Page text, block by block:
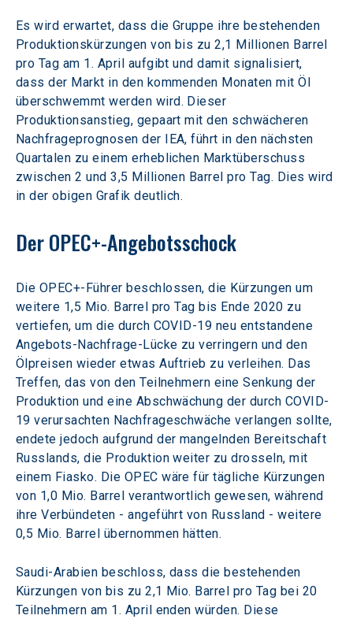
Es wird erwartet, dass die Gruppe ihre bestehenden
Produktionskürzungen von bis zu 2,1 Millionen Barrel
pro Tag am 1. April aufgibt und damit signalisiert,
dass der Markt in den kommenden Monaten mit Öl
überschwemmt werden wird. Dieser
Produktionsanstieg, gepaart mit den schwächeren
Nachfrageprognosen der IEA, führt in den nächsten
Quartalen zu einem erheblichen Marktüberschuss
zwischen 2 und 3,5 Millionen Barrel pro Tag. Dies wird
in der obigen Grafik deutlich.
Der OPEC+-Angebotsschock
Die OPEC+-Führer beschlossen, die Kürzungen um
weitere 1,5 Mio. Barrel pro Tag bis Ende 2020 zu
vertiefen, um die durch COVID-19 neu entstandene
Angebots-Nachfrage-Lücke zu verringern und den
Ölpreisen wieder etwas Auftrieb zu verleihen. Das
Treffen, das von den Teilnehmern eine Senkung der
Produktion und eine Abschwächung der durch COVID-
19 verursachten Nachfrageschwäche verlangen sollte,
endete jedoch aufgrund der mangelnden Bereitschaft
Russlands, die Produktion weiter zu drosseln, mit
einem Fiasko. Die OPEC wäre für tägliche Kürzungen
von 1,0 Mio. Barrel verantwortlich gewesen, während
ihre Verbündeten - angeführt von Russland - weitere
0,5 Mio. Barrel übernommen hätten.
Saudi-Arabien beschloss, dass die bestehenden
Kürzungen von bis zu 2,1 Mio. Barrel pro Tag bei 20
Teilnehmern am 1. April enden würden. Diese